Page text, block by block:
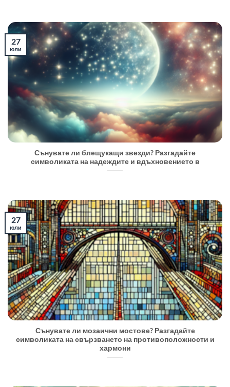
Сънувате ли блещукащи звезди? Разгадайте
символиката на надеждите и вдъхновението в
27
юли
Сънувате ли мозаични мостове? Разгадайте
символиката на свързването на противоположности и
хармони
27
юли